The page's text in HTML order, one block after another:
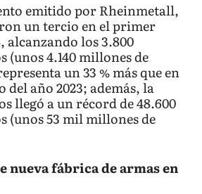
emitido por Rheinmetall,
un tercio en el primer
alcanzando los 3.800
(unos 4.140 millones de
un 33 % más que en
año 2023; además, la
llegó a un récord de 48.600
(unos 53 mil millones de
nueva fábrica de armas en